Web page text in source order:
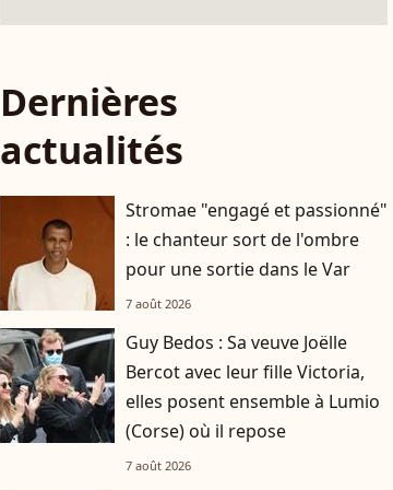
Dernières
actualités
Stromae "engagé et passionné"
: le chanteur sort de l'ombre
pour une sortie dans le Var
7 août 2026
Guy Bedos : Sa veuve Joëlle
Bercot avec leur fille Victoria,
elles posent ensemble à Lumio
(Corse) où il repose
7 août 2026